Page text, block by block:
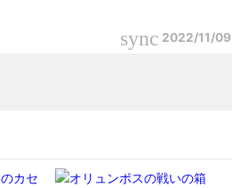
sync 2022/11/09